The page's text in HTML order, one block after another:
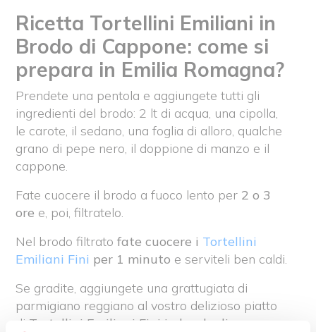
Ricetta Tortellini Emiliani in
Brodo di Cappone: come si
prepara in Emilia Romagna?
Prendete una pentola e aggiungete tutti gli
ingredienti del brodo: 2 lt di acqua, una cipolla,
le carote, il sedano, una foglia di alloro, qualche
grano di pepe nero, il doppione di manzo e il
cappone.
Fate cuocere il brodo a fuoco lento per 2 o 3
ore e, poi, filtratelo.
Nel brodo filtrato fate cuocere i Tortellini
Emiliani Fini per 1 minuto e serviteli ben caldi.
Se gradite, aggiungete una grattugiata di
parmigiano reggiano al vostro delizioso piatto
di Tortellini Emiliani Fini in brodo di cappone.